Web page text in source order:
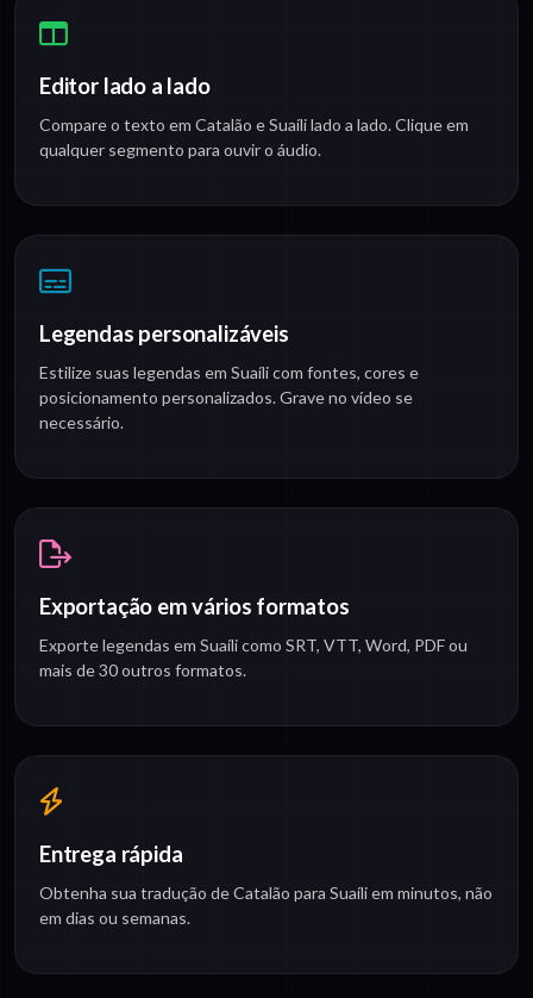
Editor lado a lado
Compare o texto em Catalão e Suaíli lado a lado. Clique em
qualquer segmento para ouvir o áudio.
Legendas personalizáveis
Estilize suas legendas em Suaíli com fontes, cores e
posicionamento personalizados. Grave no vídeo se
necessário.
Exportação em vários formatos
Exporte legendas em Suaíli como SRT, VTT, Word, PDF ou
mais de 30 outros formatos.
Entrega rápida
Obtenha sua tradução de Catalão para Suaíli em minutos, não
em dias ou semanas.